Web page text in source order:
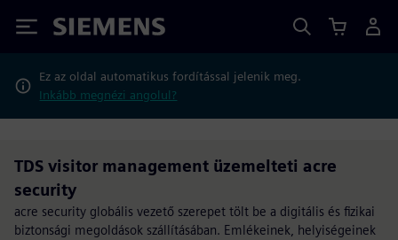
Siemens
Ez az oldal automatikus fordítással jelenik meg.
Inkább megnézi angolul?
TDS visitor management üzemelteti acre
security
acre security globális vezető szerepet tölt be a digitális és fizikai
biztonsági megoldások szállításában. Emlékeinek, helyiségeinek